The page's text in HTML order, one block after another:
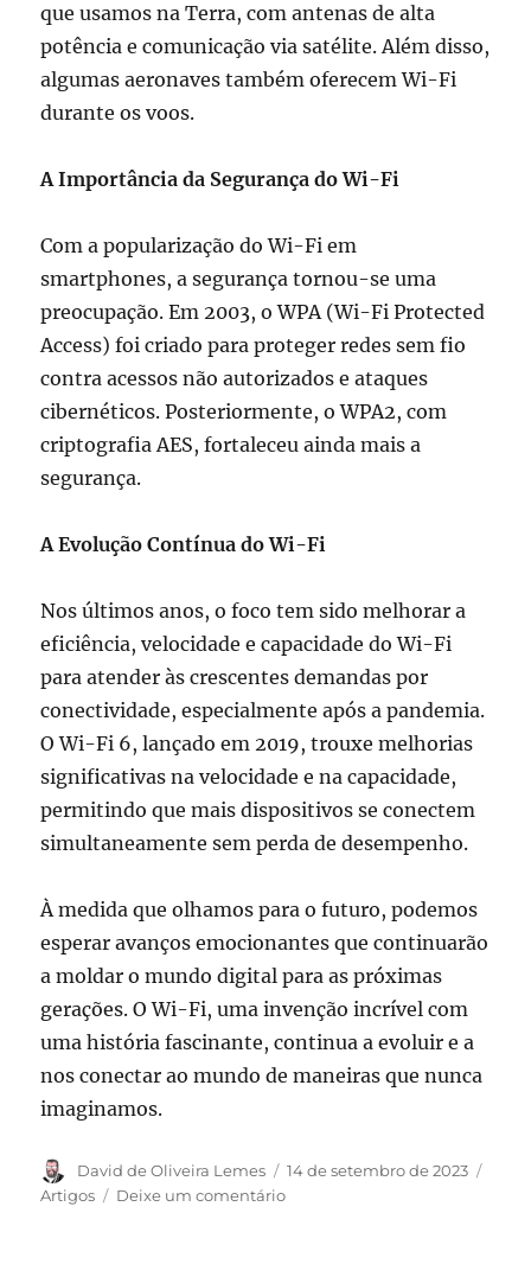
que usamos na Terra, com antenas de alta
potência e comunicação via satélite. Além disso,
algumas aeronaves também oferecem Wi-Fi
durante os voos.
A Importância da Segurança do Wi-Fi
Com a popularização do Wi-Fi em
smartphones, a segurança tornou-se uma
preocupação. Em 2003, o WPA (Wi-Fi Protected
Access) foi criado para proteger redes sem fio
contra acessos não autorizados e ataques
cibernéticos. Posteriormente, o WPA2, com
criptografia AES, fortaleceu ainda mais a
segurança.
A Evolução Contínua do Wi-Fi
Nos últimos anos, o foco tem sido melhorar a
eficiência, velocidade e capacidade do Wi-Fi
para atender às crescentes demandas por
conectividade, especialmente após a pandemia.
O Wi-Fi 6, lançado em 2019, trouxe melhorias
significativas na velocidade e na capacidade,
permitindo que mais dispositivos se conectem
simultaneamente sem perda de desempenho.
À medida que olhamos para o futuro, podemos
esperar avanços emocionantes que continuarão
a moldar o mundo digital para as próximas
gerações. O Wi-Fi, uma invenção incrível com
uma história fascinante, continua a evoluir e a
nos conectar ao mundo de maneiras que nunca
imaginamos.
Autor
David de Oliveira Lemes
Publicado
14 de setembro de 2023
Artigos
Deixe um comentárioem